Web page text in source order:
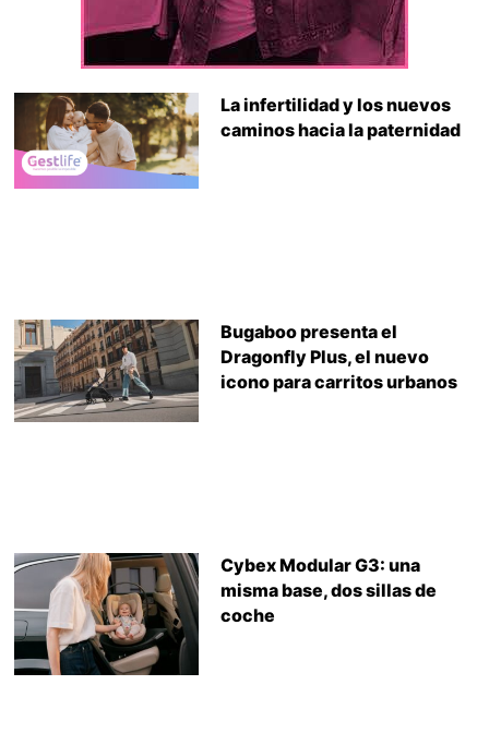
La infertilidad y los nuevos
caminos hacia la paternidad
Bugaboo presenta el
Dragonfly Plus, el nuevo
icono para carritos urbanos
Cybex Modular G3: una
misma base, dos sillas de
coche